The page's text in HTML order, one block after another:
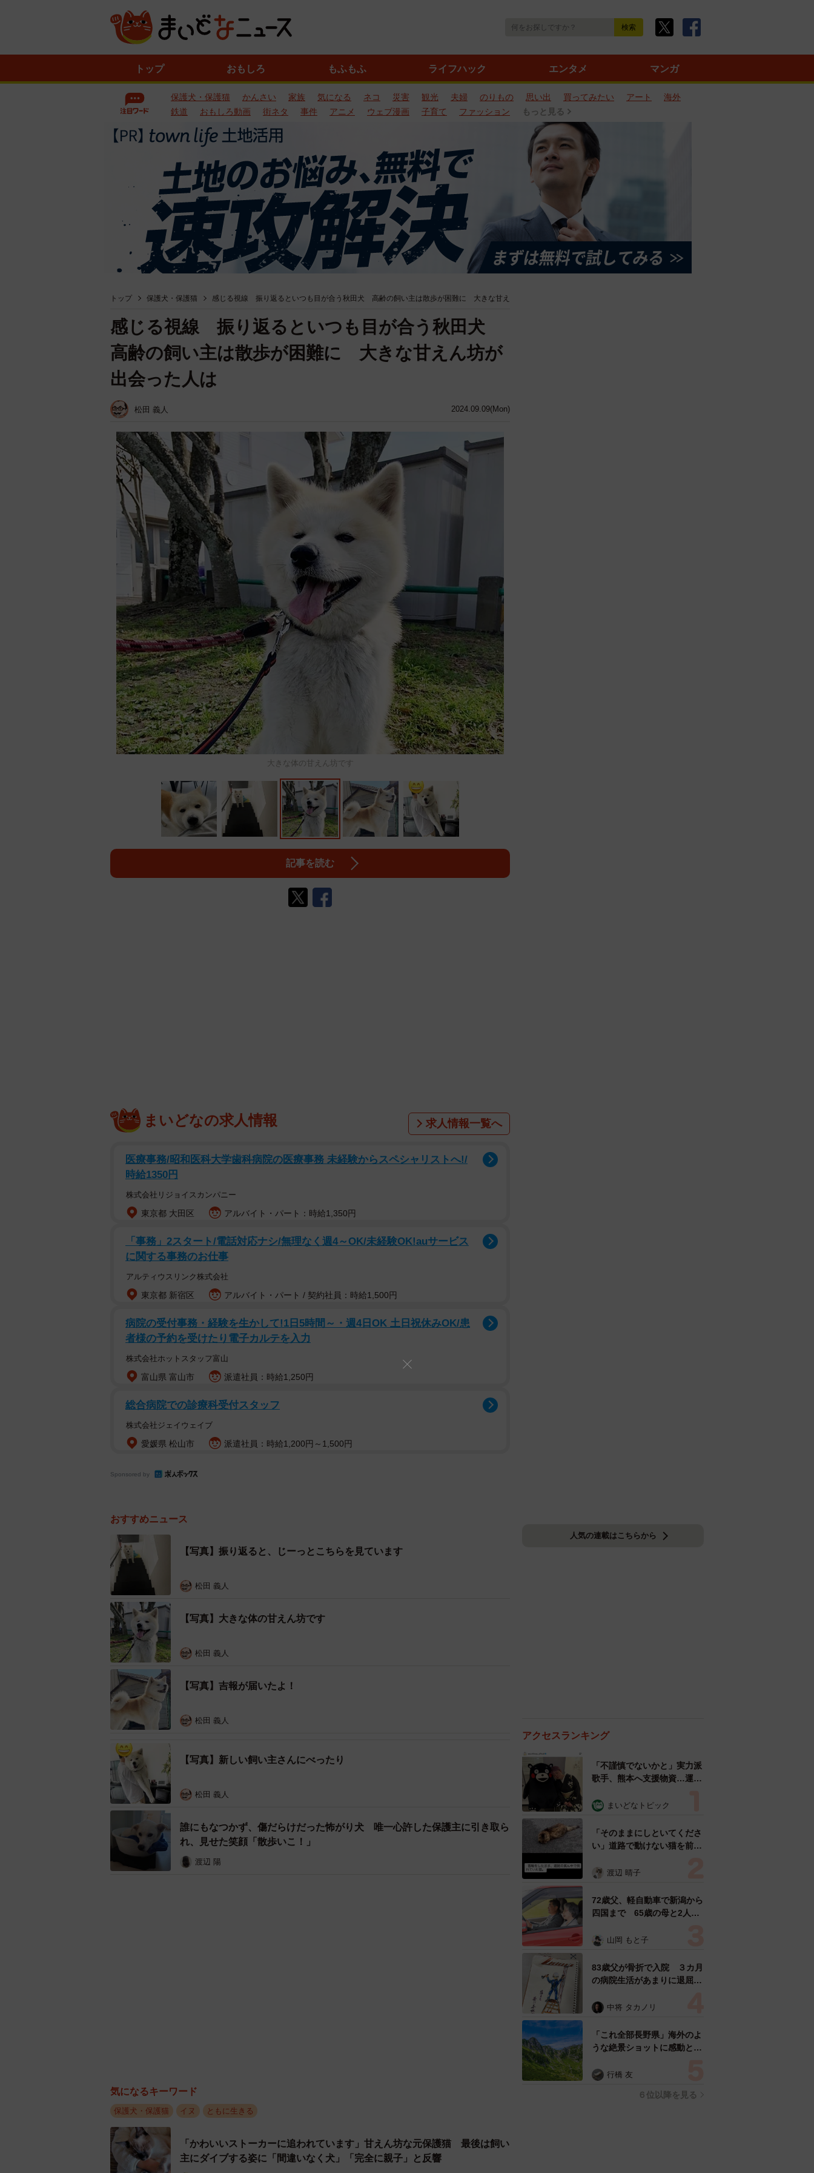
トップ おもしろ もふもふ ライフハック エンタメ マンガ
保護犬・保護猫 かんさい 家族 気になる ネコ 災害 観光 夫婦 のりもの 思い出 買ってみたい アート
海外
鉄道
おもしろ動画 街ネタ 事件 アニメ ウェブ漫画 子育て ファッション もっと見る
トップ 保護犬・保護猫 感じる視線 振り返るといつも目が合う秋田犬 高齢の飼い主は散歩が困難に 大きな甘え
2024.09.09(Mon)
感じる視線 振り返るといつも目が合う秋田犬
高齢の飼い主は散歩が困難に 大きな甘えん坊が
出会った人は
松田 義人
大きな体の甘えん坊です
記事を読む
まいどなの求人情報 求人情報一覧へ
医療事務/昭和医科大学歯科病院の医療事務 未経験からスペシャリストへ!/
時給1350円
株式会社リジョイスカンパニー
東京都 大田区 アルバイト・パート：時給1,350円
「事務」2スタート/電話対応ナシ/無理なく週4～OK/未経験OK!auサービス
に関する事務のお仕事
アルティウスリンク株式会社
東京都 新宿区 アルバイト・パート / 契約社員：時給1,500円
病院の受付事務・経験を生かして!1日5時間～・週4日OK 土日祝休みOK/患
者様の予約を受けたり電子カルテを入力
株式会社ホットスタッフ富山
富山県 富山市 派遣社員：時給1,250円
総合病院での診療科受付スタッフ
株式会社ジェイウェイブ
愛媛県 松山市 派遣社員：時給1,200円～1,500円
Sponsored by
おすすめニュース
【写真】振り返ると、じーっとこちらを見ています
松田 義人
【写真】大きな体の甘えん坊です
松田 義人
【写真】吉報が届いたよ！
松田 義人
【写真】新しい飼い主さんにべったり
松田 義人
誰にもなつかず、傷だらけだった怖がり犬 唯一心許した保護主に引き取ら
れ、見せた笑顔「散歩いこ！」
渡辺 陽
気になるキーワード
保護犬・保護猫 イヌ ともに生きる
「かわいいストーカーに追われています」甘えん坊な元保護猫 最後は飼い
主にダイブする姿に「間違いなく犬」「完全に親子」と反響
人気の連載はこちらから
アクセスランキング
「不謹慎でないかと」実力派
歌手、熊本へ支援物資…運搬
めらい 「痛いほど伝わる」
まいどなトピック
「そのままにしといてくださ
い」道路で動けない猫を前に
ようとした4日間 「命の重
表の訴え
渡辺 晴子
72歳父、軽自動車で新潟から
四国まで 65歳の母と2人で
憩まで分刻み… 「大学生で
山岡 もと子
83歳父が骨折で入院 ３カ月
の病院生活があまりに退屈で
い！」→スケッチブックを見
すよ…」
中将 タカノリ
「これ全部長野県」海外のよ
うな絶景ショットに感動と反
ったんだって気づいた」
行橋 友
６位以降を見る